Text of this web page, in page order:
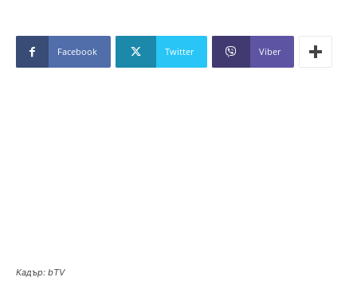
Facebook Twitter Viber
Кадър: bTV